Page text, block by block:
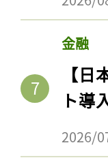
金融
【
ト導
2026/